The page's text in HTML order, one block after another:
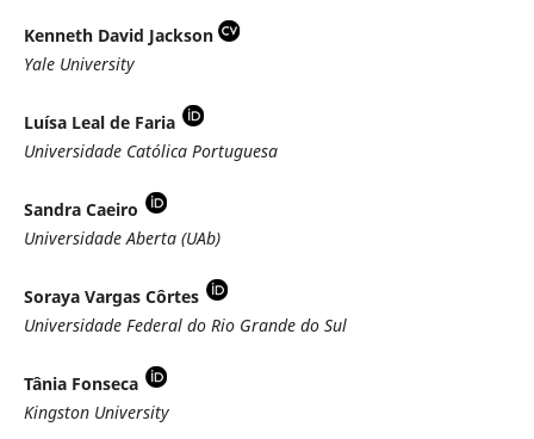
Kenneth David Jackson
Yale University
Luísa Leal de Faria
Universidade Católica Portuguesa
Sandra Caeiro
Universidade Aberta (UAb)
Soraya Vargas Côrtes
Universidade Federal do Rio Grande do Sul
Tânia Fonseca
Kingston University